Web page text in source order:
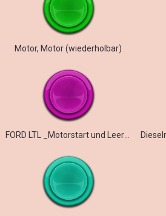
Motor, Motor (wiederholbar)
FORD LTL _Motorstart und Leerlauf